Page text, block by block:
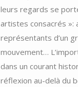
leurs regards se
artistes consacrés »:
représentants d’un
mouvement…
dans un courant
réflexion au-delà du